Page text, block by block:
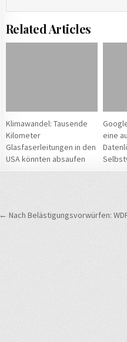
Related Articles
Klimawandel: Tausende
Kilometer
Glasfaserleitungen in den
USA könnten absaufen
eine
← Nach Belästigungsvorwürfen: